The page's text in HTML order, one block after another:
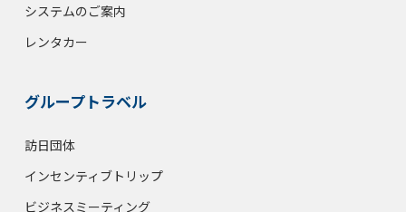
システムのご案内
レンタカー
グループトラベル
訪日団体
インセンティブトリップ
ビジネスミーティング